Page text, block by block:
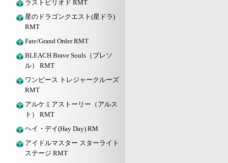
ラストピリオド RMT
星のドラゴンクエスト(星ドラ)
RMT
Fate/Grand Order RMT
BLEACH Brave Souls（ブレソ
ル） RMT
ワンピース トレジャークルーズ
RMT
アルケミアストーリー（アルス
ト） RMT
ヘイ・デイ(Hay Day) RM
アイドルマスター スターライト
ステージ RMT